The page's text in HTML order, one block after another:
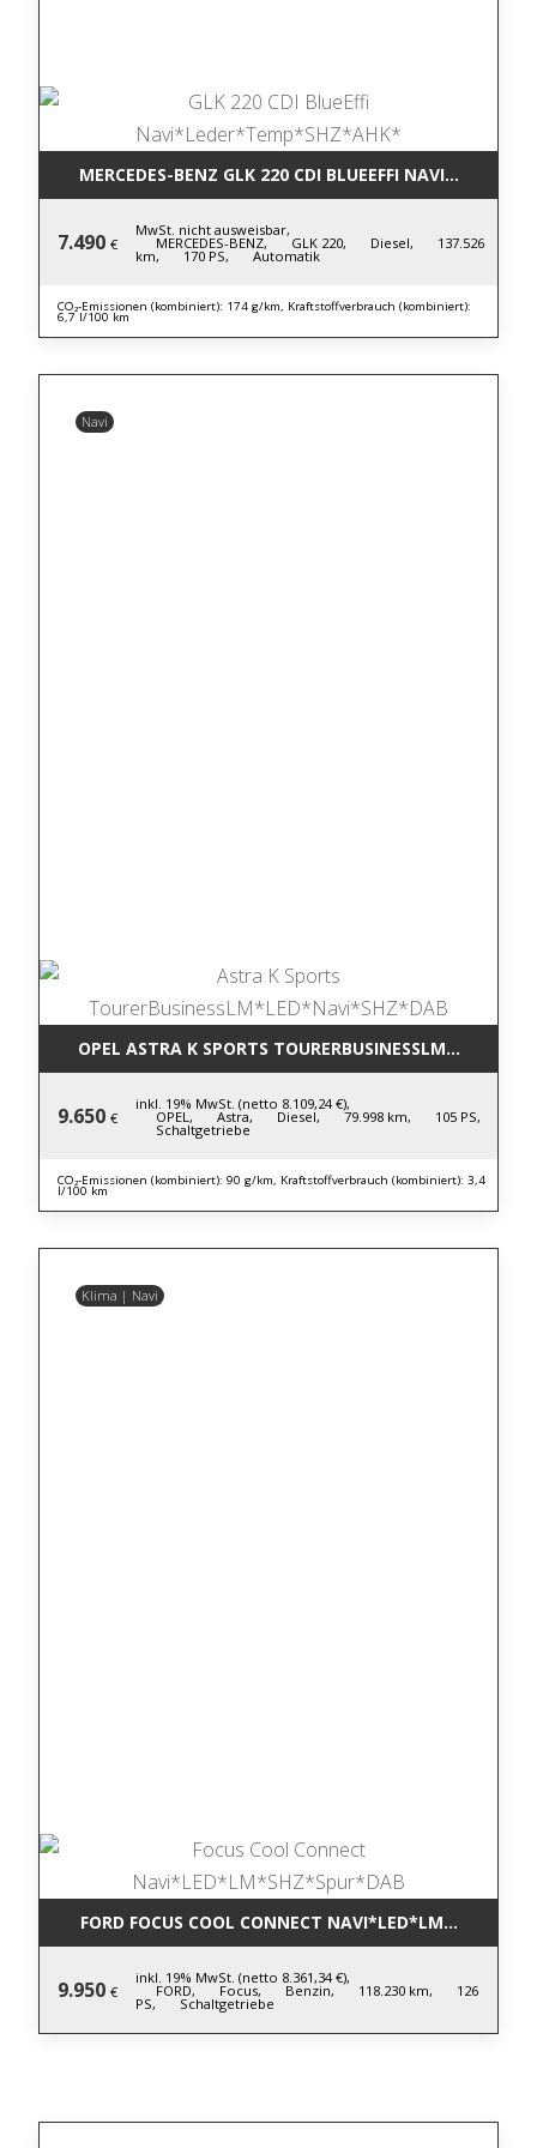
MERCEDES-BENZ GLK 220 CDI
7.490 €
MwSt. nicht ausweisbar,
MERCEDES-BENZ, GLK 220, Diesel, 137.526
km, 170 PS, Automatik
CO₂-Emissionen (kombiniert): 174 g/km, Kraftstoffverbrauch (kombiniert):
6,7 l/100 km
Navi
OPEL ASTRA K SPORTS
9.650 €
inkl. 19% MwSt. (netto 8.109,24 €),
OPEL, Astra, Diesel, 79.998 km, 105 PS,
Schaltgetriebe
CO₂-Emissionen (kombiniert): 90 g/km, Kraftstoffverbrauch (kombiniert): 3,4
l/100 km
Klima | Navi
FORD FOCUS COOL CONNECT
9.950 €
inkl. 19% MwSt. (netto 8.361,34 €),
FORD, Focus, Benzin, 118.230 km, 126
PS, Schaltgetriebe